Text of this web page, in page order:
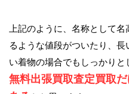
上記のように、名称として名
るような値段がついたり、
い着物の場合でもしっかりと
無料出張買取査定買取